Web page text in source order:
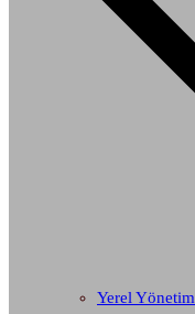
Yerel Yönetim